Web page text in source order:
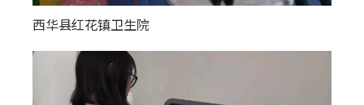
西华县红花镇卫生院
奎屯市团结街社区卫生服务中心